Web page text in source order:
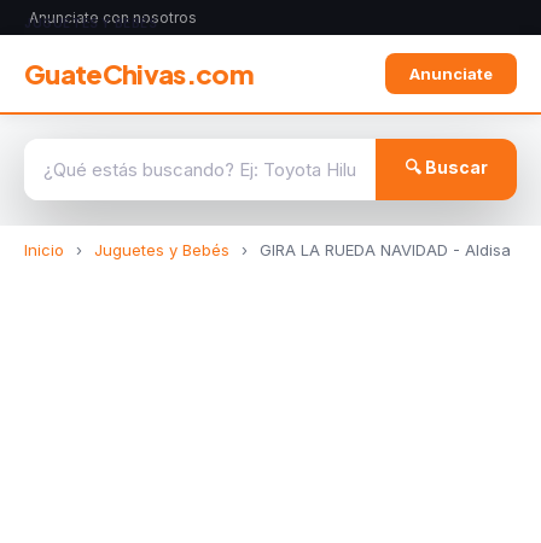
Anunciate con nosotros
GuateChivas.com Anunciate
🔍 Buscar
Inicio › Juguetes y Bebés › GIRA LA RUEDA NAVIDAD - Aldisa
JUGUETES Y BEBÉS